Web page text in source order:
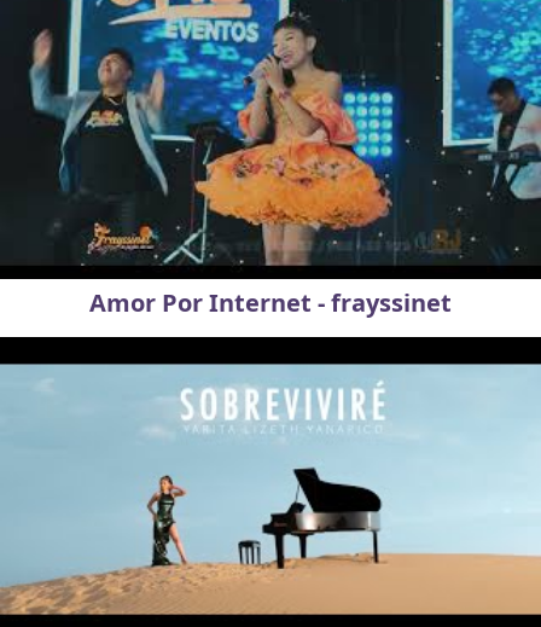
Amor Por Internet - frayssinet